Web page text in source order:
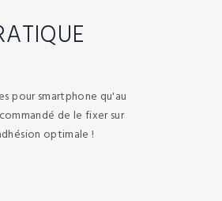
pour smartphone qu'au
de le fixer sur
optimale !